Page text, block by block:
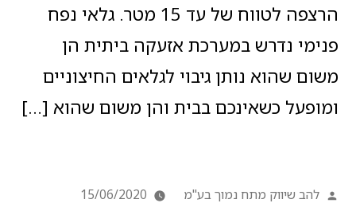
הרצפה לטווח של עד 15 מטר. גלאי נפח
פנימי נדרש במערכת אזעקה ביתית הן
משום שהוא נותן גיבוי לגלאים החיצוניים
ומופעל כשאינכם בבית והן משום שהוא […]
להב שיווק מתח נמוך בע"מ
15/06/2020